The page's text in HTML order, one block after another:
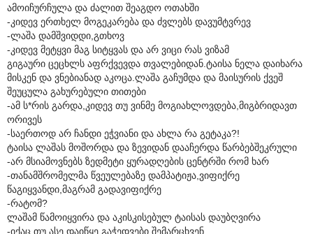
ამოიჩურჩულა და ძალით შეაგდო ოთახში
-კიდევ ერთხელ მოგეკარება და ძვლებს დავუმტვრევ
-ლაშა დამშვიდდი,გთხოვ
-კიდევ მეტყვი მაგ სიტყვას და არ ვიცი რას ვიზამ
გიგაური ცეცხლს აფრქვევდა თვალებიდან.ტაისა ნელა დაიხარა
მისკენ და ვნებიანად აკოცა.ლაშა გაჩუმდა და მაისურის ქვეშ
შეუცულა გახურებული თითები
-ამ ს*რის გარდა,კიდევ თუ ვინმე მოგიახლოვდება,მიგბრიდავთ
ორივეს
-საერთოდ არ ჩანდი ეჭვიანი და ახლა რა გეტაკა?!
ტაისა ლაშას მოშორდა და ზევიდან დააჩერდა წარბებშეკრული
-არ მსიამოვნებს ზედმეტი ყურადღების ცენტრში რომ ხარ
-თანამშრომელმა წვეულებაზე დამპატიჟა,ვიფიქრე
წაგიყვანდი,მაგრამ გადავიფიქრე
-რატომ?
ლაშამ წამოიყვირა და აკისკისებულ ტაისას დაუბღვირა
-იქაც თუ ასე დაიწყე გაჭედვები,შემარცხვენ